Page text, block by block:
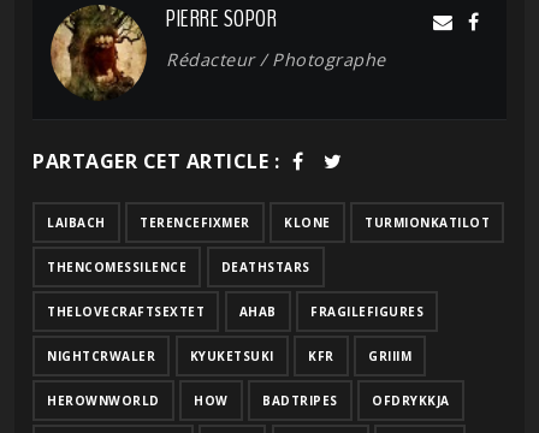
PIERRE SOPOR
Rédacteur / Photographe
PARTAGER CET ARTICLE :
LAIBACH TERENCEFIXMER KLONE TURMIONKATILOT
THENCOMESSILENCE DEATHSTARS
THELOVECRAFTSEXTET AHAB FRAGILEFIGURES
NIGHTCRWALER KYUKETSUKI KFR GRIIIM
HEROWNWORLD HOW BADTRIPES OFDRYKKJA